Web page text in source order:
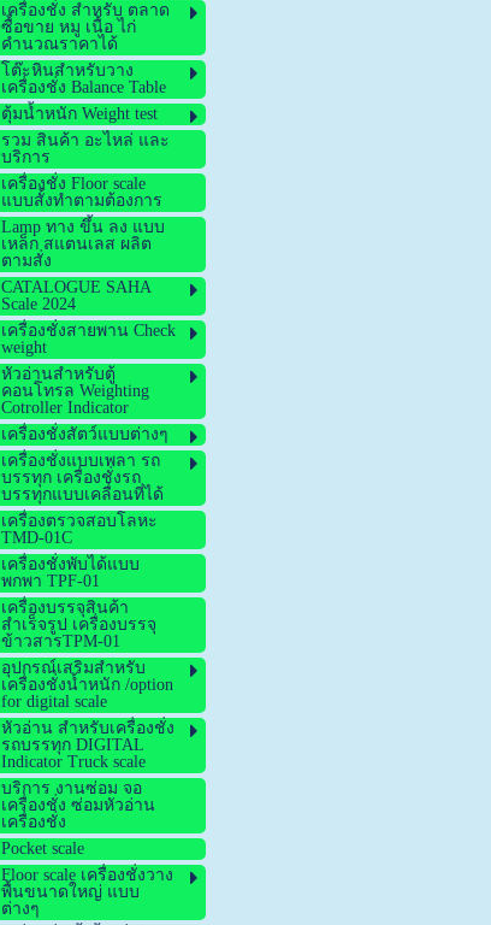
เครื่องชั่ง สำหรับ ตลาด
ซื้อขาย หมู เนื้อ ไก่
คำนวณราคาได้
โต๊ะหินสำหรับวาง
เครื่องชั่ง Balance Table
ตุ้มน้ำหนัก Weight test
รวม สินค้า อะไหล่ และ
บริการ
เครื่องชั่ง Floor scale
แบบสั้งทำตามต้องการ
Lamp ทาง ขึ้น ลง แบบ
เหล็ก สแตนเลส ผลิต
ตามสั่ง
CATALOGUE SAHA
Scale 2024
เครื่องชั่งสายพาน Check
weight
หัวอ่านสำหรับตู้
คอนโทรล Weighting
Cotroller Indicator
เครื่องชั่งสัตว์แบบต่างๆ
เครื่องชั่งแบบเพลา รถ
บรรทุก เครื่องชั่งรถ
บรรทุกแบบเคลื่อนที่ได้
เครื่องตรวจสอบโลหะ
TMD-01C
เครื่องชั่งพับได้แบบ
พกพา TPF-01
เครื่องบรรจุสินค้า
สำเร็จรูป เครื่องบรรจุ
ข้าวสารTPM-01
อุปกรณ์เสริมสำหรับ
เครื่องชั่งน้ำหนัก /option
for digital scale
หัวอ่าน สำหรับเครื่องชั่ง
รถบรรทุก DIGITAL
Indicator Truck scale
บริการ งานซ่อม จอ
เครื่องชั่ง ซ่อมหัวอ่าน
เครื่องชั่ง
Pocket scale
Floor scale เครื่องชั่งวาง
พื้นขนาดใหญ่ แบบ
ต่างๆ